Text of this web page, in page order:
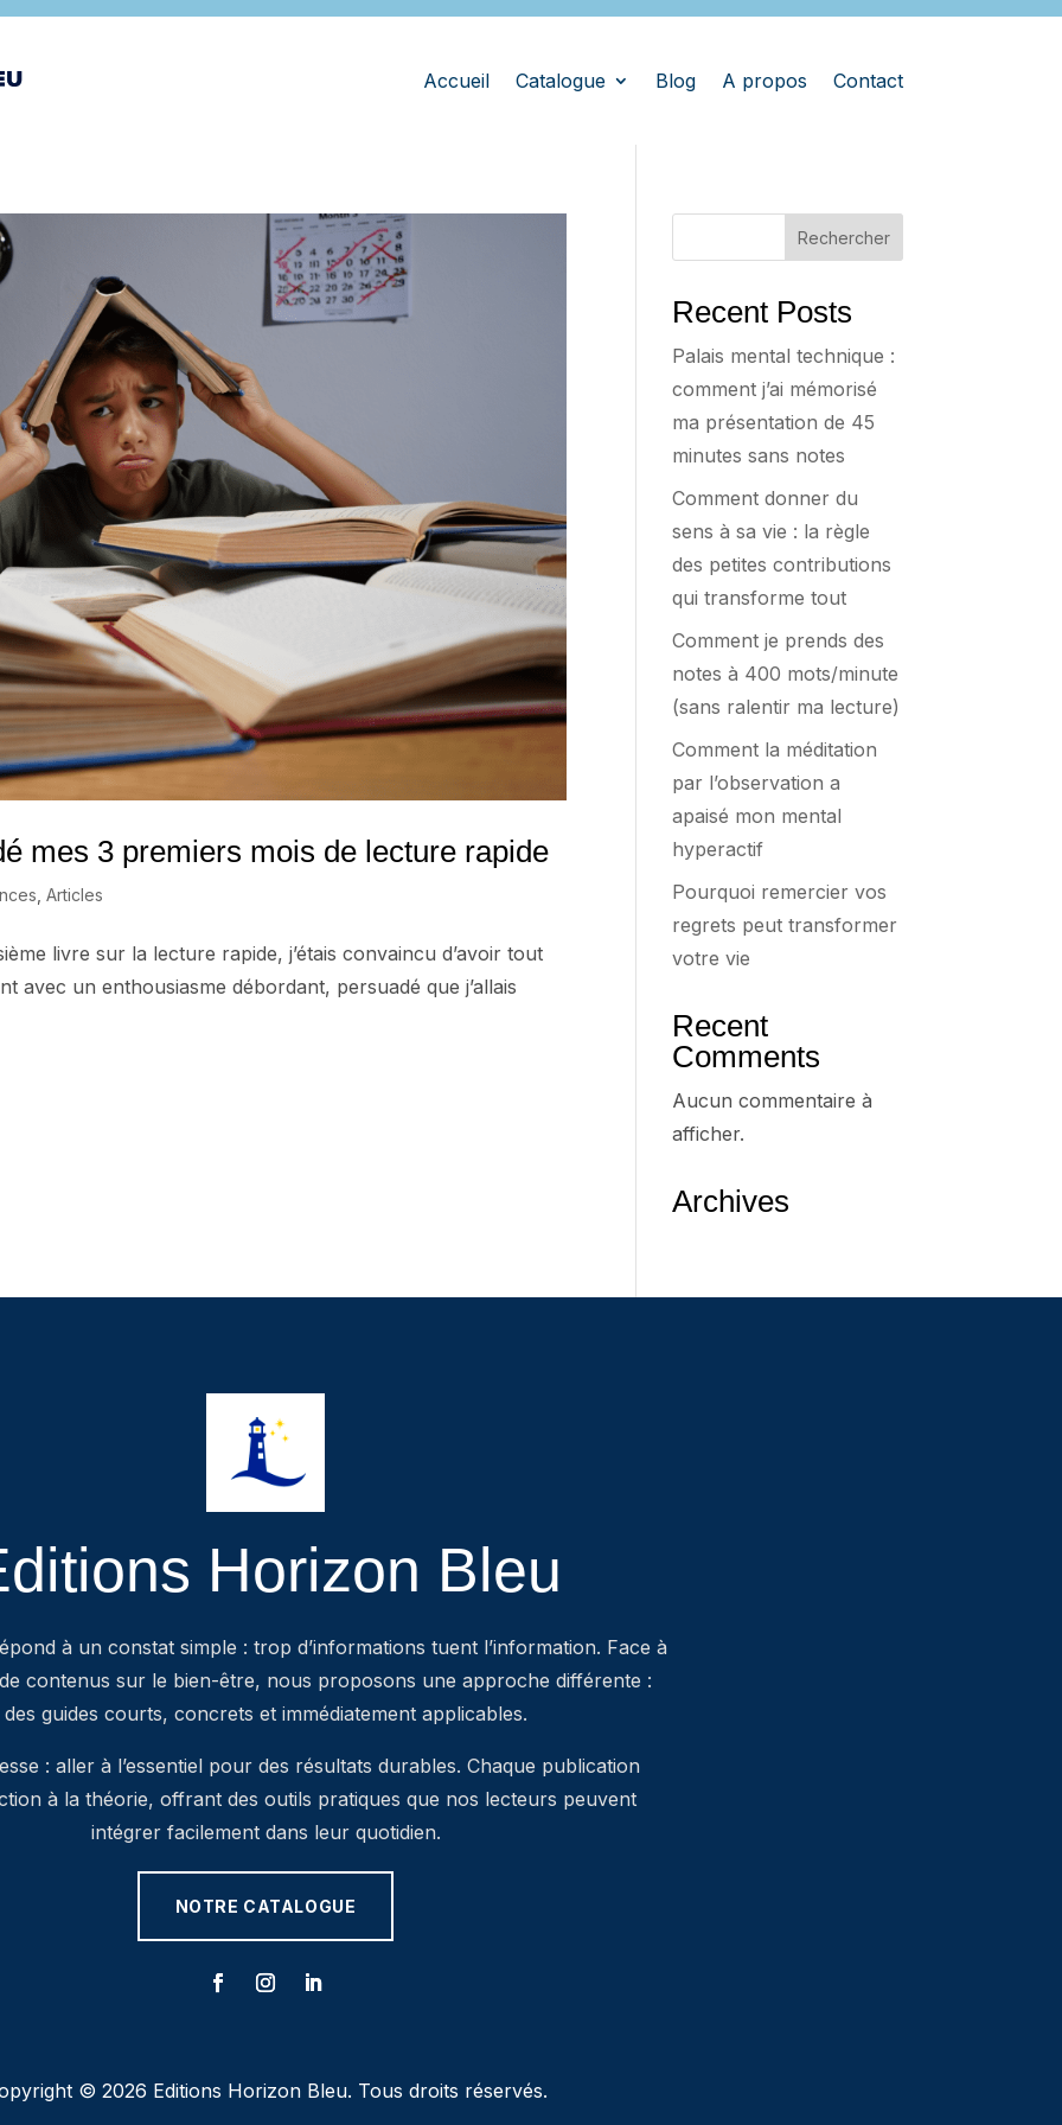
Accueil Catalogue Blog A propos Contact
mes 3 premiers mois de lecture rapide
,Articles
livre sur la lecture rapide, j’étais convaincu d’avoir tout
avec un enthousiasme débordant, persuadé que j’allais
Rechercher
Recent Posts
Palais mental technique :
comment j’ai mémorisé
ma présentation de 45
minutes sans notes
Comment donner du
sens à sa vie : la règle
des petites contributions
qui transforme tout
Comment je prends des
notes à 400 mots/minute
(sans ralentir ma lecture)
Comment la méditation
par l’observation a
apaisé mon mental
hyperactif
Pourquoi remercier vos
regrets peut transformer
votre vie
Recent
Comments
Aucun commentaire à
afficher.
Archives
Horizon Bleu
à un constat simple : trop d’informations tuent l’information. Face à
contenus sur le bien-être, nous proposons une approche différente :
des guides courts, concrets et immédiatement applicables.
: aller à l’essentiel pour des résultats durables. Chaque publication
à la théorie, offrant des outils pratiques que nos lecteurs peuvent
intégrer facilement dans leur quotidien.
NOTRE CATALOGUE
© 2026 Editions Horizon Bleu. Tous droits réservés.